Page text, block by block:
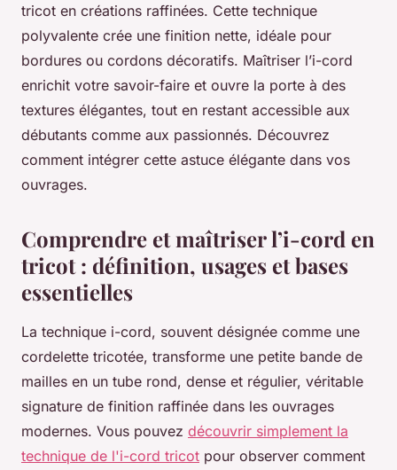
tricot en créations raffinées. Cette technique
polyvalente crée une finition nette, idéale pour
bordures ou cordons décoratifs. Maîtriser l’i-cord
enrichit votre savoir-faire et ouvre la porte à des
textures élégantes, tout en restant accessible aux
débutants comme aux passionnés. Découvrez
comment intégrer cette astuce élégante dans vos
ouvrages.
Comprendre et maîtriser l’i-cord en
tricot : définition, usages et bases
essentielles
La technique i-cord, souvent désignée comme une
cordelette tricotée, transforme une petite bande de
mailles en un tube rond, dense et régulier, véritable
signature de finition raffinée dans les ouvrages
modernes. Vous pouvez découvrir simplement la
technique de l'i-cord tricot pour observer comment